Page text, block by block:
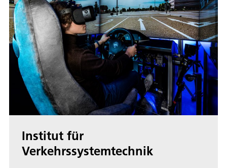
Institut für
Verkehrssystemtechnik